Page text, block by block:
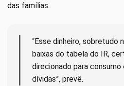
das famílias.
“Esse dinheiro, sobretudo
baixas do tabela do IR,
direcionado para
dívidas”, prevê.